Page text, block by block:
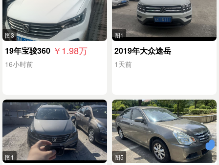
图3
19年宝骏360 ￥1.98万
16小时前
图1
2019年大众途岳
1天前
图1 图5